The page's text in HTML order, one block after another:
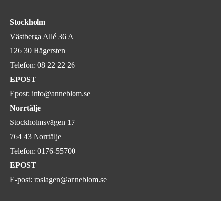
Stockholm
Västberga Allé 36 A
126 30 Hägersten
Telefon: 08 22 22 26
EPOST
Epost: info@anneblom.se
Norrtälje
Stockholmsvägen 17
764 43 Norrtälje
Telefon: 0176-55700
EPOST
E-post: roslagen@anneblom.se